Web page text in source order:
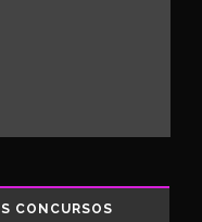
CONCURSOS